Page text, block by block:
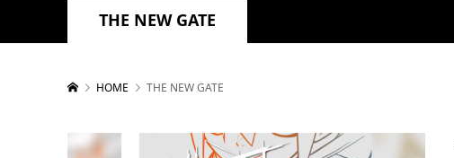
THE NEW GATE
HOME THE NEW GATE